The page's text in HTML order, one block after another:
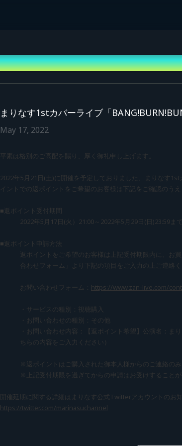
まりなす1stカバーライブ「
May 17, 2022
平素は格別のご高配を賜り、厚く御礼申し上げます。
2022年5月21日(土)に開催を予定しておりました、まりなす
イントでの返ポイントをご希望のお客様は下記をご確認のう
■返ポイント受付期間
2022年5月17日(火）21:00～2022年5月29日(日)23:59まで
■返ポイント申請方法
返ポイントをご希望のお客様は上記受付期限内に、お
合わせフォーム」より下記の項目をご入力の上ご連絡く
お問い合わせフォーム： https://www.zan-live.com/
・サービスの種別：視聴購入
・お問い合わせの種別：その他
・お問い合わせ内容：【返ポイント希望】公演名：ま
ちらの内容をご入力ください）
※返ポイントはご購入された御本人様からのご連絡のみ
※上記受付期限を過ぎてからの申請はお受けすること
開催延期に関する詳細はまりなす公式Twitterアカウントのお
https://twitter.com/marinasuchannel